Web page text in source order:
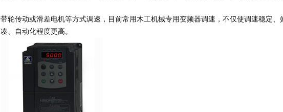
带轮传动或滑差电机等方式调速，目前常用木工机械专用变频器调速，不仅使调速稳定、
凑、自动化程度更高。